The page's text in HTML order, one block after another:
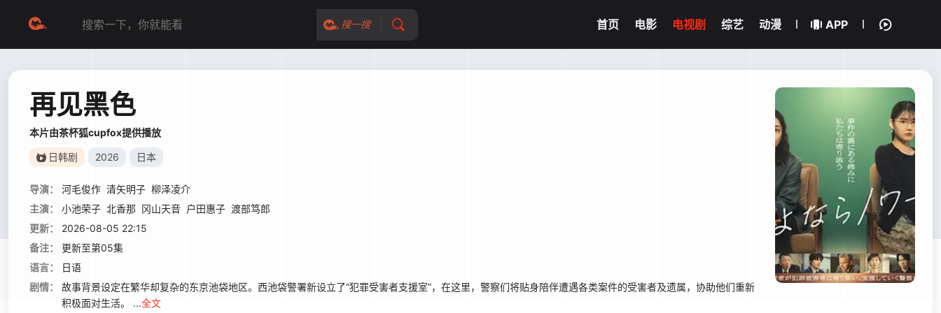
搜一搜 首页 电影 电视剧 综艺 动漫 APP
再见黑色
本片由茶杯狐cupfox提供播放
日韩剧 2026 日本
导演： 河毛俊作 清矢明子 柳泽凌介
主演：
小池荣子 北香那 冈山天音 户田惠子 渡部笃郎
更新：
2026-08-05 22:15
备注：
更新至第05集
语言：
日语
剧情：
故事背景设定在繁华却复杂的东京池袋地区。西池袋警署新设立了“犯罪受害者支援室”，在这里，警察们将贴身陪伴遭遇各类案件的受害者及遗属，协助他们重新
积极面对生活。 ...全文